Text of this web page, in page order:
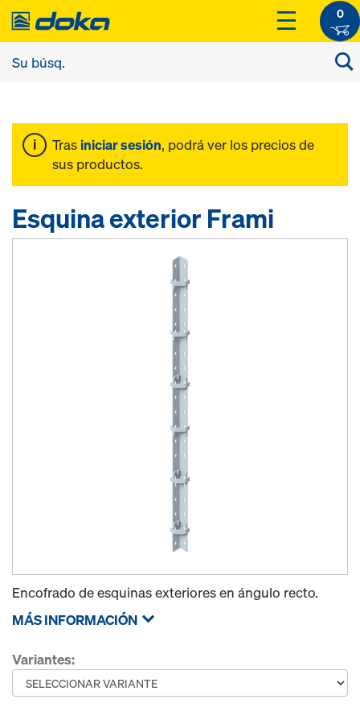
0
Tras iniciar sesión, podrá ver los precios de
sus productos.
Esquina exterior Frami
Encofrado de esquinas exteriores en ángulo recto.
MÁS INFORMACIÓN
Variantes: